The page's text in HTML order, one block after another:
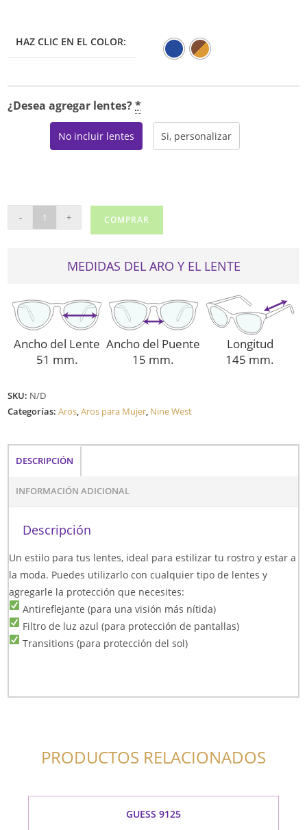
HAZ CLIC EN EL COLOR:
¿Desea agregar lentes?*
No incluir lentes Si, personalizar
WEST
- + COMPRAR
MEDIDAS DEL ARO Y EL LENTE
Ancho del Lente
51 mm.
Ancho del Puente
15 mm.
Longitud
145 mm.
SKU: N/D
Categorías:Aros,Aros para Mujer, Nine West
DESCRIPCIÓN
INFORMACIÓN ADICIONAL
Descripción
Un estilo para tus lentes, ideal para estilizar tu rostro y estar a
la moda. Puedes utilizarlo con cualquier tipo de lentes y
agregarle la protección que necesites:
Antireflejante (para una visión más nítida)
Filtro de luz azul (para protección de pantallas)
Transitions (para protección del sol)
PRODUCTOS RELACIONADOS
GUESS 9125